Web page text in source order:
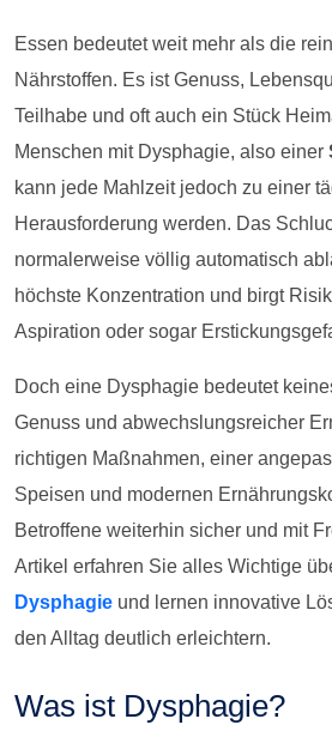
Essen bedeutet weit mehr als die
Nährstoffen. Es ist Genuss,
Teilhabe und oft auch ein Stück
Menschen mit Dysphagie, also einer
kann jede Mahlzeit jedoch zu einer
Herausforderung werden. Das
normalerweise völlig automatisch
höchste Konzentration und birgt
Aspiration oder sogar
Doch eine Dysphagie bedeutet
Genuss und abwechslungsreicher
richtigen Maßnahmen, einer
Speisen und modernen
Betroffene weiterhin sicher und mit
Artikel erfahren Sie alles Wichtige
Dysphagie und lernen innovative
den Alltag deutlich erleichtern.
Was ist Dysphagie?